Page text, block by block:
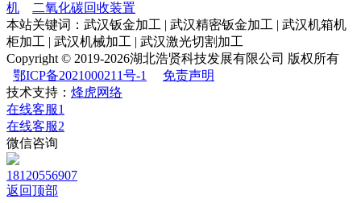
机
二氧化碳回收装置
本站关键词：武汉钣金加工 | 武汉精密钣金加工 | 武汉机箱机
柜加工 | 武汉机械加工 | 武汉激光切割加工
Copyright © 2019-2026湖北浩贤科技发展有限公司 版权所有
鄂ICP备2021000211号-1
免责声明
技术支持： 烽虎网络
在线客服1
在线客服2
微信咨询
18120556907
返回顶部